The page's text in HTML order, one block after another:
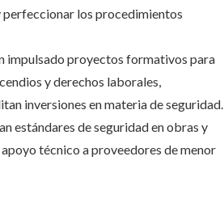
los procedimientos
impulsado proyectos formativos para
y derechos laborales,
inversiones en materia de seguridad.
estándares de seguridad en obras y
técnico a proveedores de menor